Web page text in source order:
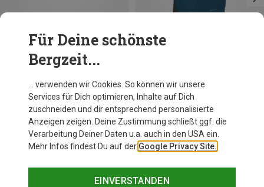
Ultralight Padded Organizer
ONE SIZE
Für Deine schönste
Bergzeit...
… verwenden wir Cookies. So können wir unsere
Services für Dich optimieren, Inhalte auf Dich
zuschneiden und dir entsprechend personalisierte
Anzeigen zeigen. Deine Zustimmung schließt ggf. die
Verarbeitung Deiner Daten u.a. auch in den USA ein.
Mehr Infos findest Du auf der Google Privacy Site.
EINVERSTANDEN